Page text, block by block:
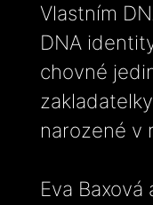
Vlastním
DNA
chovné
narozené v
Eva Baxová